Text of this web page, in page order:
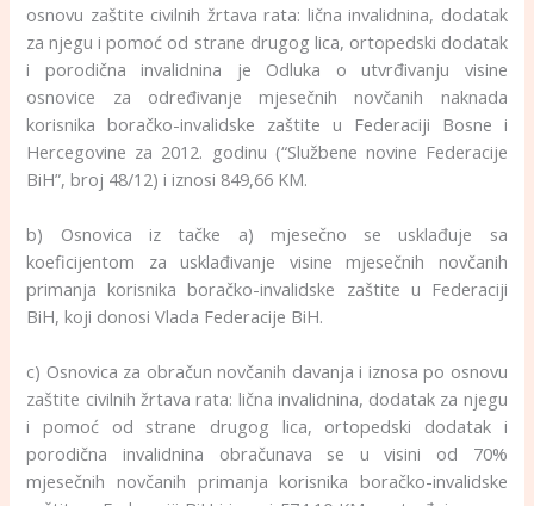
osnovu zaštite civilnih žrtava rata: lična invalidnina, dodatak
za njegu i pomoć od strane drugog lica, ortopedski dodatak
i porodična invalidnina je Odluka o utvrđivanju visine
osnovice za određivanje mjesečnih novčanih naknada
korisnika boračko-invalidske zaštite u Federaciji Bosne i
Hercegovine za 2012. godinu (“Službene novine Federacije
BiH”, broj 48/12) i iznosi 849,66 KM.
b) Osnovica iz tačke a) mjesečno se usklađuje sa
koeficijentom za usklađivanje visine mjesečnih novčanih
primanja korisnika boračko-invalidske zaštite u Federaciji
BiH, koji donosi Vlada Federacije BiH.
c) Osnovica za obračun novčanih davanja i iznosa po osnovu
zaštite civilnih žrtava rata: lična invalidnina, dodatak za njegu
i pomoć od strane drugog lica, ortopedski dodatak i
porodična invalidnina obračunava se u visini od 70%
mjesečnih novčanih primanja korisnika boračko-invalidske